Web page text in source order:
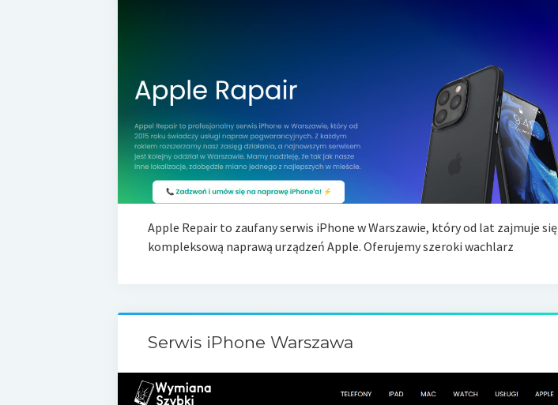
Apple Repair to zaufany serwis iPhone w Warszawie, który od lat zajmuje się
kompleksową naprawą urządzeń Apple. Oferujemy szeroki wachlarz
Serwis iPhone Warszawa